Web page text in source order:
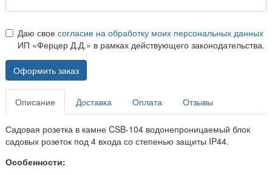
Даю свое согласие на обработку моих персональных данных
ИП «Ферцер Д.Д.» в рамках действующего законодательства.
Оформить заказ
Описание Доставка Оплата Отзывы
Садовая розетка в камне CSB-104 водонепроницаемый блок
садовых розеток под 4 входа со степенью защиты IP44.
Особенности: